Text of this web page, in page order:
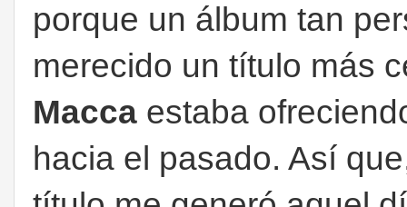
porque un álbum tan
merecido un título más
Macca estaba
hacia el pasado. Así